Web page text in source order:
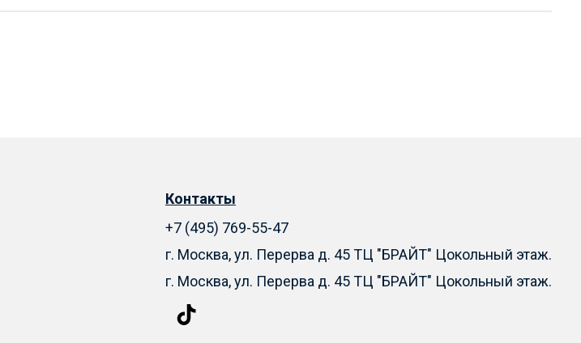
Контакты
+7 (495) 769-55-47
г. Москва, ул. Перерва д. 45 ТЦ "БРАЙТ" Цокольный этаж.
г. Москва, ул. Перерва д. 45 ТЦ "БРАЙТ" Цокольный этаж.